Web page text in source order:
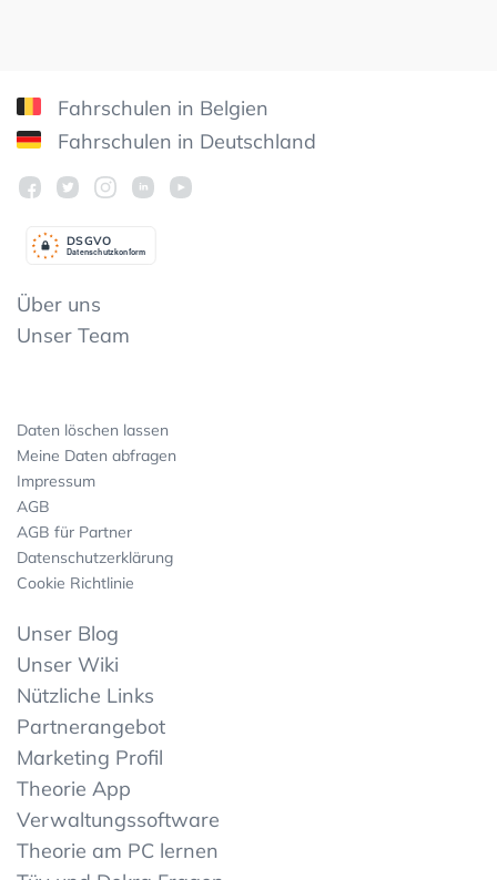
Fahrschulen in Belgien
Fahrschulen in Deutschland
Datenschutzkonform
DSGVO
Über uns
Unser Team
Daten löschen lassen
Meine Daten abfragen
Impressum
AGB
AGB für Partner
Datenschutzerklärung
Cookie Richtlinie
Unser Blog
Unser Wiki
Nützliche Links
Partnerangebot
Marketing Profil
Theorie App
Verwaltungssoftware
Theorie am PC lernen